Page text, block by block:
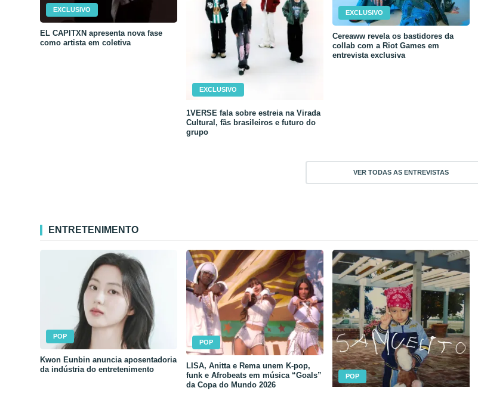
EXCLUSIVO
EL CAPITXN apresenta nova fase
como artista em coletiva
EXCLUSIVO
1VERSE fala sobre estreia na Virada
Cultural, fãs brasileiros e futuro do
grupo
EXCLUSIVO
Cereaww revela os bastidores da
collab com a Riot Games em
entrevista exclusiva
VER TODAS AS ENTREVISTAS
ENTRETENIMENTO
POP
Kwon Eunbin anuncia aposentadoria
da indústria do entretenimento
POP
LISA, Anitta e Rema unem K-pop,
funk e Afrobeats em música “Goals”
da Copa do Mundo 2026
POP